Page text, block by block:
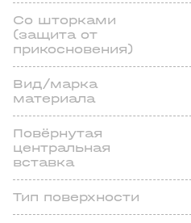
Со шторками
(защита от
прикосновения)
Вид/марка
материала
Повёрнутая
центральная
вставка
Тип поверхности